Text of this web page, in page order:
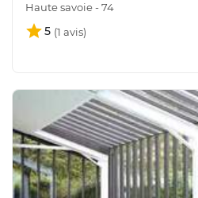
Haute savoie - 74
5